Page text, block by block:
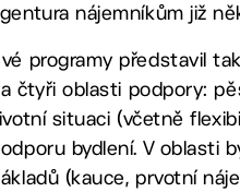
nájemníkům již
programy představil
čtyři oblasti podpory:
situaci (včetně
bydlení. V oblasti
(kauce, prvotní